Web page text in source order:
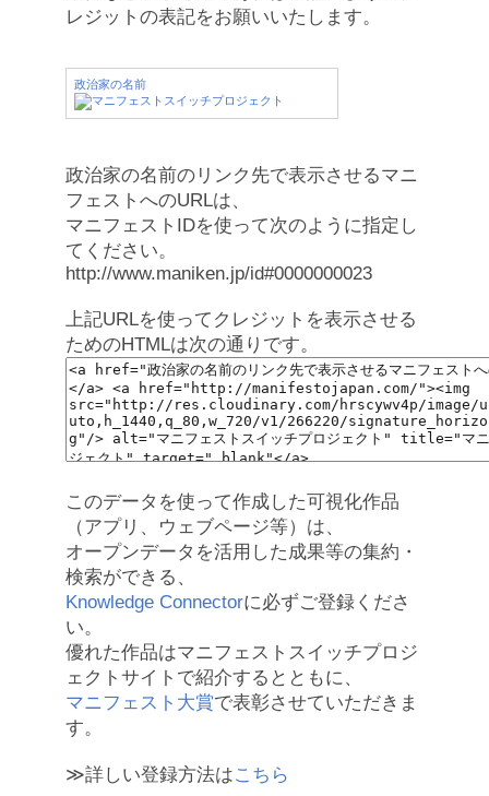
レジットの表記をお願いいたします。
政治家の名前
政治家の名前のリンク先で表示させるマニ
フェストへのURLは、
マニフェストIDを使って次のように指定し
てください。
http://www.maniken.jp/id#0000000023
上記URLを使ってクレジットを表示させる
ためのHTMLは次の通りです。
このデータを使って作成した可視化作品
（アプリ、ウェブページ等）は、
オープンデータを活用した成果等の集約・
検索ができる、
Knowledge Connectorに必ずご登録くださ
い。
優れた作品はマニフェストスイッチプロジ
ェクトサイトで紹介するとともに、
マニフェスト大賞で表彰させていただきま
す。
≫詳しい登録方法はこちら